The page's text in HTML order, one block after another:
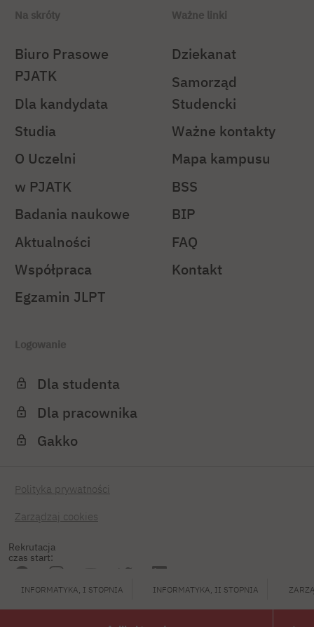
Rekrutacja
czas start:
INFORMATYKA, I STOPNIA INFORMATYKA, II STOPNIA
Na skróty
Biuro Prasowe
PJATK
Dla kandydata
Studia
O Uczelni
w PJATK
Badania naukowe
Aktualności
Współpraca
Egzamin JLPT
Ważne linki
Dziekanat
Samorząd
Studencki
Ważne kontakty
Mapa kampusu
BSS
BIP
FAQ
Kontakt
Logowanie
Dla studenta
Dla pracownika
Gakko
Polityka prywatności
Zarządzaj cookies